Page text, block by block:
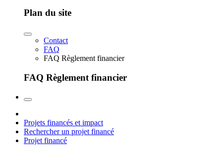
Plan du site
Contact
FAQ
FAQ Règlement financier
FAQ Règlement financier
Projets financés et impact
Rechercher un projet financé
Projet financé